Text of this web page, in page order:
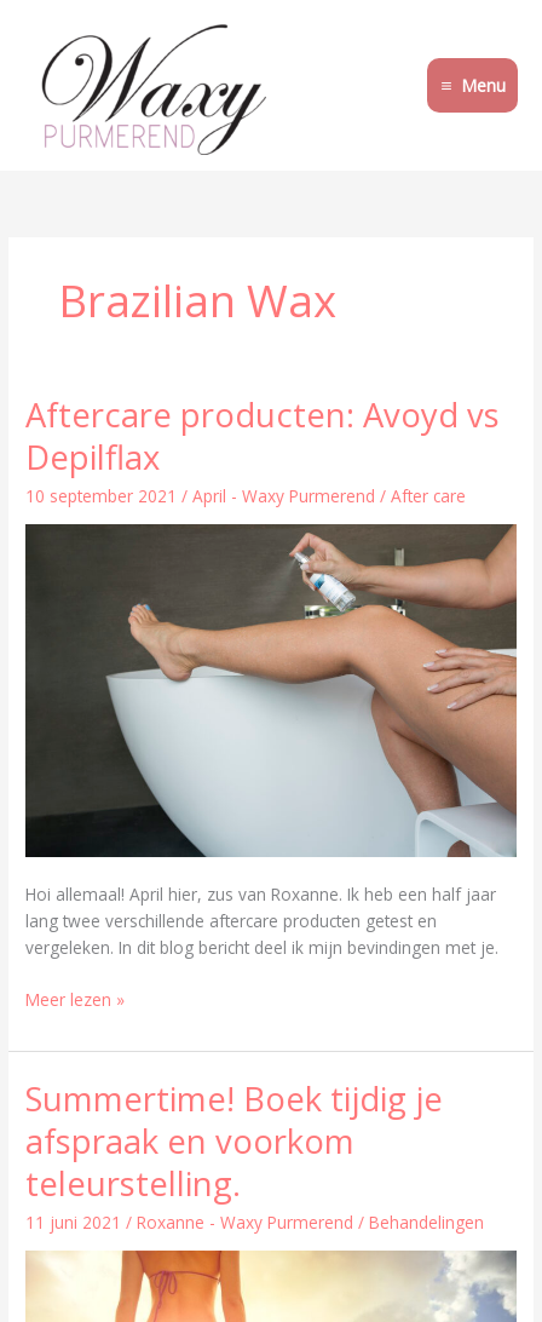
inhoud
Menu
Brazilian Wax
Aftercare producten: Avoyd vs
Depilflax
10 september 2021/April - Waxy Purmerend/After care
Hoi allemaal! April hier, zus van Roxanne. Ik heb een half jaar
lang twee verschillende aftercare producten getest en
vergeleken. In dit blog bericht deel ik mijn bevindingen met je.
Aftercare
producten:
Avoyd
Depilflax
Meer lezen »
Summertime! Boek tijdig je
afspraak en voorkom
teleurstelling.
11 juni 2021/ Roxanne - Waxy Purmerend/ Behandelingen
Summertime!
Boek
tijdig
je
afspraak
en
voorkom
teleurstelling.